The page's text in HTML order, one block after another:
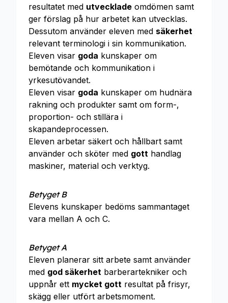
resultatet med utvecklade omdömen samt
ger förslag på hur arbetet kan utvecklas.
Dessutom använder eleven med säkerhet
relevant terminologi i sin kommunikation.
Eleven visar goda kunskaper om
bemötande och kommunikation i
yrkesutövandet.
Eleven visar goda kunskaper om hudnära
rakning och produkter samt om form-,
proportion- och stillära i
skapandeprocessen.
Eleven arbetar säkert och hållbart samt
använder och sköter med gott handlag
maskiner, material och verktyg.
Betyget B
Elevens kunskaper bedöms sammantaget
vara mellan A och C.
Betyget A
Eleven planerar sitt arbete samt använder
med god säkerhet barberartekniker och
uppnår ett mycket gott resultat på frisyr,
skägg eller utfört arbetsmoment.